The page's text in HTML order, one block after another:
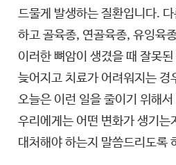
드물게 발생하는 질환입니다.
하고 골육종, 연골육종, 유잉육
이러한 뼈암이 생겼을 때 잘못된
늦어지고 치료가 어려워지는 경
오늘은 이런 일을 줄이기 위해서
우리에게는 어떤 변화가 생기는
대처해야 하는지 말씀드리도록